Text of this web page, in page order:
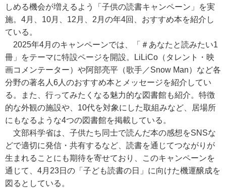
しめる機会が増えるよう「子供の読書キャンペーン」を実
施。4月、10月、12月、2月の年4回、おすすめ本を紹介し
ている。
2025年4月のキャンペーンでは、「＃あなたと読みたい1
冊」をテーマに特設ページを開設。LiLiCo（タレント・映
画コメンテーター）や阿部亮平（歌手／Snow Man）など各
分野の著名人6人のおすすめ本とメッセージを紹介してい
る。また、行ってみたくなる魅力的な図書館も紹介。特徴
的な外観の施設や、10代を対象にした取組みなど、居場所
にもなるような4つの図書館を掲載している。
文部科学省は、子供たち同士で読んだ本の感想をSNSな
どで適切に発信・共有するなど、読書を通じてつながりが
生まれることにも期待を寄せており、このキャンペーンを
通じて、4月23日の「子ども読書の日」に向けた機運醸成を
図るとしている。